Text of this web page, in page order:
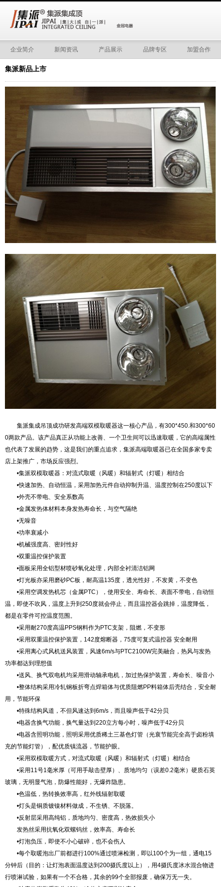
企业简介 新闻资讯 产品展示 品牌专区 加盟合作
集派新品上市
集派集成吊顶成功研发高端双模取暖器这一核心产品，有300*450.和300*60
0两款产品。该产品真正从功能上改善、一个卫生间可以迅速取暖，它的高端属性
也代表了发展的趋势，这是我们的重点追求，集派高端取暖器已在全国多家专卖
店上架推广，市场反应强烈。
•集派双模取暖器：对流式取暖（风暖）和辐射式（灯暖）相结合
•快速加热、自动恒温，采用加热元件自动抑制升温、温度控制在250度以下
•外壳不带电、安全系数高
•金属发热体材料本身发热寿命长，与空气隔绝
•无噪音
•功率衰减小
•机械强度高、密封性好
•双重温控保护装置
•面板采用全铝型材喷砂氧化处理，内部全衬清洁铝网
•灯光板亦采用磨砂PC板，耐高温135度，透光性好，不发黄，不变色
•采用空调发热机芯（金属PTC），使用安全、寿命长、表面不带电，自动恒
温，即使不吹风，温度上升到250度就会停止，而且温控器会跳掉，温度降低，
都是在零件可控温度范围。
•采用耐270度高温PPS钢料作为PTC支架，阻燃，不变形
•采用双重温控保护装置，142度熔断器，75度可复式温控器 安全耐用
•采用离心式风机送风装置，风速6m/s与PTC2100W完美融合，热风与发热
功率都达到理想值
•送风、换气双电机均采用滑动轴承电机，加过热保护装置，寿命长、噪音小
•整体结构采用冷轧钢板折弯点焊箱体与优质阻燃PP料箱体后壳结合，安全耐
用，节能环保
•特殊结构风道，不但风速达到6m/s，而且噪声低于42分贝
•电器含换气功能，换气量达到220立方每小时，噪声低于42分贝
•电器含照明功能，照明采用优质稀土三基色灯管（光衰节能完全高于卤粉填
充的节能灯管），配优质镇流器，节能护眼。
•采用双模取暖方式，对流式取暖（风暖）和辐射式（灯暖）相结合
•采用11号1毫米厚（可用手敲击壁厚）、质地均匀（误差0.2毫米）硬质石英
玻璃，无明显气泡，防爆性能好，无爆炸隐患。
•色温低，热转换效率高，红外线辐射取暖
•灯头是铜质镀镍材料做成，不生锈、不脱落。
•反射层采用高纯铝，质地均匀、密度高，热效损失小
发热丝采用抗氧化双螺钨丝，效率高、寿命长
•灯泡负压，即使不小心破碎，也不会伤人
•每个取暖泡出厂前都进行100%通过喷淋检测，即以100个为一组，通电15
分钟后（目的：让灯泡表面温度达到200摄氏度以上），用4摄氏度冰水混合物进
行喷淋试验，如果有一个不合格，其余的99个全部报废，确保万无一失。